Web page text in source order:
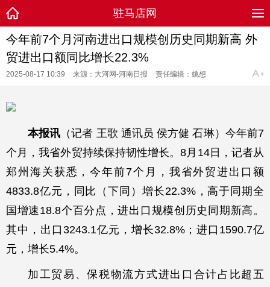
驻马店网
今年前7个月河南进出口规模创历史同期新高 外
贸进出口额同比增长22.3%
2025-08-17 10:39 来源：大河网-河南日报 责任编辑：姚想
本报讯 （记者 王歌 通讯员 侯方健 石琳）今年前7
个月，我省外贸持续保持韧性增长。8月14日，记者从
郑州海关获悉，今年前7个月，我省外贸进出口额
4833.8亿元，同比（下同）增长22.3%，高于同期全
国增速18.8个百分点，进出口规模创历史同期新高。
其中，出口3243.1亿元，增长32.8%；进口1590.7亿
元，增长5.4%。
加工贸易、保税物流方式进出口合计占比超五